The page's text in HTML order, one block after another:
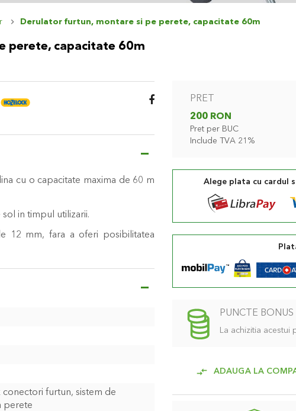
Derulator furtun, montare si pe perete, capacitate 60m
perete, capacitate 60m
PRET
200 RON
Pret per BUC
Include TVA 21%
Alege plata cu cardul
PUNCTE BONUS
La achizitia
ADAUGA LA
cu o capacitate maxima de 60 m
in timpul utilizarii.
12 mm, fara a oferi posibilitatea
conectori furtun, sistem de
perete